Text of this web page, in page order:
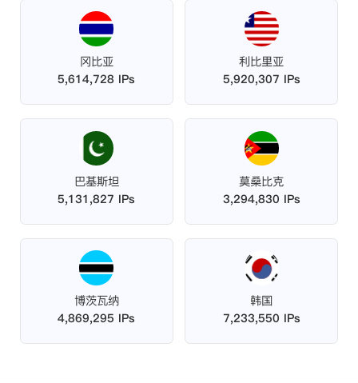
冈比亚
5,614,728 IPs
利比里亚
5,920,307 IPs
巴基斯坦
5,131,827 IPs
莫桑比克
3,294,830 IPs
博茨瓦纳
4,869,295 IPs
韩国
7,233,550 IPs